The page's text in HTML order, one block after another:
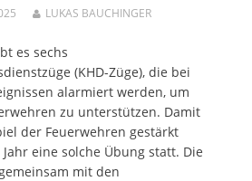
f
t
)
n
e
r
g
e
ö
f
e
t
)
t
ö
f
f
e
t
)
LUKAS BAUCHINGER
es sechs
(KHD-Züge), die bei
alarmiert werden, um
zu unterstützen. Damit
der Feuerwehren gestärkt
eine solche Übung statt. Die
mit den